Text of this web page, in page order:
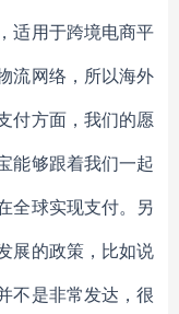
适用于跨境电商平
流网络，所以海外
付方面，我们的愿
能够跟着我们一起
全球实现支付。另
展的政策，比如说
不是非常发达，很